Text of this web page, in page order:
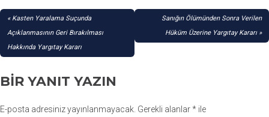
YAZI
GEZINMESI
Kasten Yaralama Suçunda
Açıklanmasının Geri Bırakılması
Hakkında Yargıtay Kararı
Sanığın Ölümünden Sonra Verilen
Hüküm Üzerine Yargıtay Kararı
BIR YANIT YAZIN
E-posta adresiniz yayınlanmayacak. Gerekli alanlar* ile